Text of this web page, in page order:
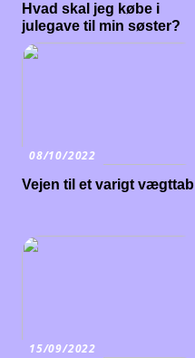
Hvad skal jeg købe i
julegave til min søster?
08/10/2022
Vejen til et varigt vægttab
15/09/2022